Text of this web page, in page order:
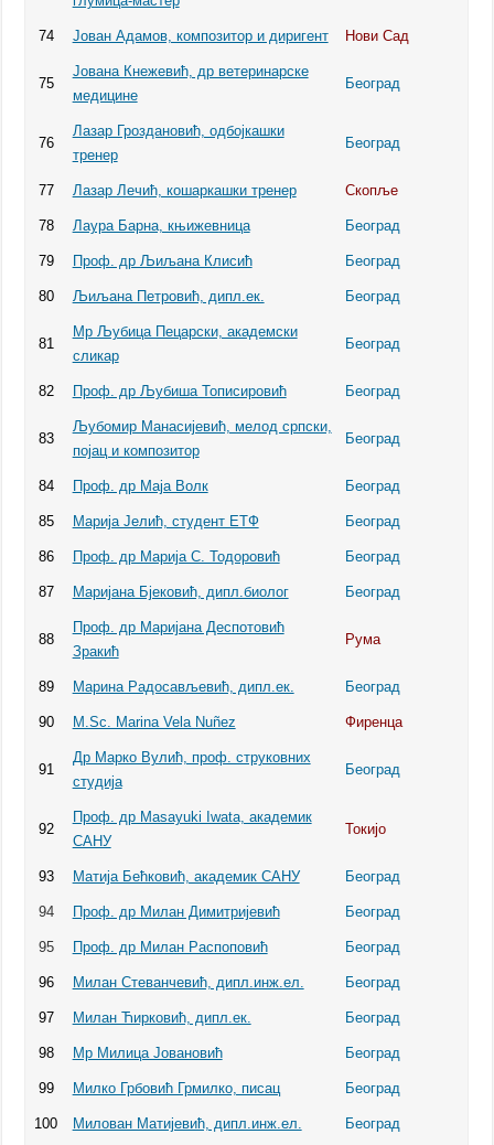
74 Јован Адамов, композитор и диригент Нови Сад
75
Јована Кнежевић, др ветеринарске
медицине
Београд
76
Лазар Гроздановић, одбојкашки
тренер
Београд
77 Лазар Лечић, кошаркашки тренер Скопље
78 Лаура Барна, књижевница Београд
79 Проф. др Љиљана Клисић Београд
80 Љиљана Петровић, дипл.ек. Београд
81
Мр Љубица Пецарски, академски
сликар
Београд
82 Проф. др Љубиша Тописировић Београд
83
Љубомир Манасијевић, мелод српски,
појац и композитор
Београд
84 Проф. др Маја Волк Београд
85 Марија Јелић, студент ЕТФ Београд
86 Проф. др Марија С. Тодоровић Београд
87 Маријана Бјековић, дипл.биолог Београд
88
Проф. др Маријана Деспотовић
Зракић
Рума
89 Марина Радосављевић, дипл.ек. Београд
90 M.Sc. Marina Vela Nuñez Фиренца
91
Др Марко Вулић, проф. струковних
студија
Београд
92
Проф. др Masayuki Iwata, академик
САНУ
Токијо
93 Матија Бећковић, академик САНУ Београд
94 Проф. др Милан Димитријевић Београд
95 Проф. др Милан Распоповић Београд
96 Милан Стеванчевић, дипл.инж.ел. Београд
97 Милан Ћирковић, дипл.ек. Београд
98 Мр Милица Јовановић Београд
99 Милко Грбовић Грмилко, писац Београд
100 Милован Матијевић, дипл.инж.ел. Београд